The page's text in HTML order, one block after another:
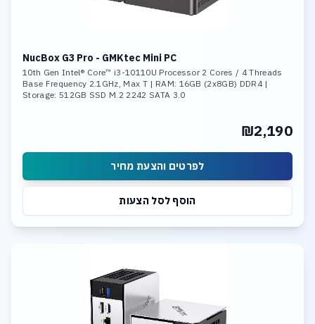
NucBox G3 Pro - GMKtec Mini PC
10th Gen Intel® Core™ i3-10110U Processor 2 Cores / 4 Threads
Base Frequency 2.1GHz, Max T | RAM: 16GB (2x8GB) DDR4 |
Storage: 512GB SSD M.2 2242 SATA 3.0
₪2,190
לפרטים והצעת מחיר
הוסף לסל הצעות